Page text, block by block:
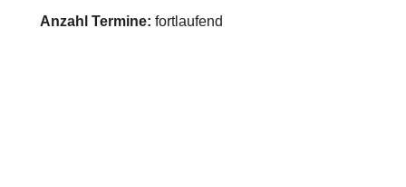
Anzahl Termine: fortlaufend